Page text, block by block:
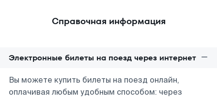
Справочная информация
Электронные билеты на поезд через интернет
Вы можете купить билеты на поезд онлайн,
оплачивая любым удобным способом: через